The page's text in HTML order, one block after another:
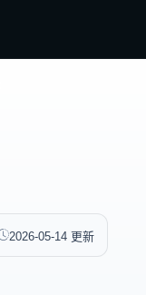
2026-05-14 更新